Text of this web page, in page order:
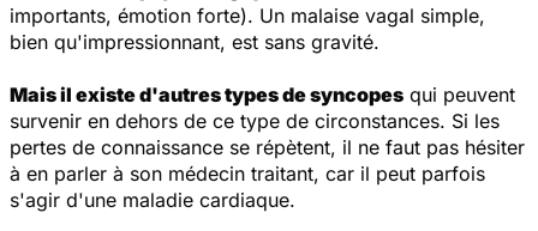
importants, émotion forte). Un malaise vagal simple,
bien qu'impressionnant, est sans gravité.
Mais il existe d'autres types de syncopes qui peuvent
survenir en dehors de ce type de circonstances. Si les
pertes de connaissance se répètent, il ne faut pas hésiter
à en parler à son médecin traitant, car il peut parfois
s'agir d'une maladie cardiaque.